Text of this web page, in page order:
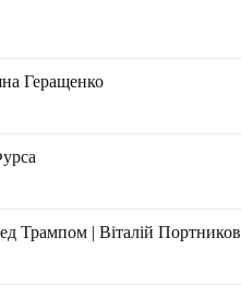
Геращенко
Трампом | Віталій Портников